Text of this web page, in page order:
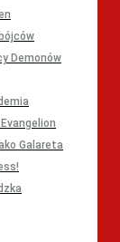
Demonów
Galareta